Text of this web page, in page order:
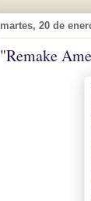
martes, 20 de
"Remake